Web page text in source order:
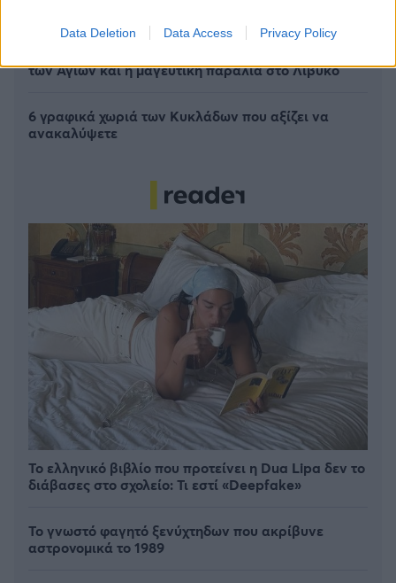
Data Deletion Data Access Privacy Policy
των Αγίων και η μαγευτική παραλία στο Λιβυκό
6 γραφικά χωριά των Κυκλάδων που αξίζει να
ανακαλύψετε
Το ελληνικό βιβλίο που προτείνει η Dua Lipa δεν το
διάβασες στο σχολείο: Τι εστί «Deepfake»
Το γνωστό φαγητό ξενύχτηδων που ακρίβυνε
αστρονομικά το 1989